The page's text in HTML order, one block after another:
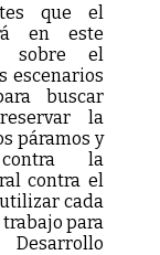
que el
en este
sobre el
escenarios
buscar
la
páramos y
la
contra el
cada
para